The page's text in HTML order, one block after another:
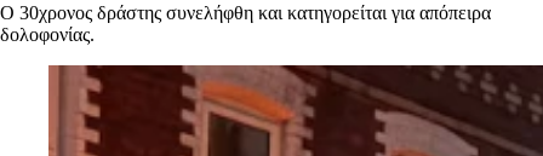
Ο 30χρονος δράστης συνελήφθη και κατηγορείται για απόπειρα
δολοφονίας.